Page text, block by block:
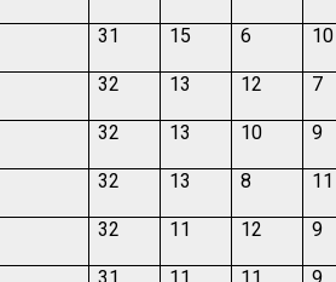
31 15 6 10
32 13 12 7
32 13 10 9
32 13 8 11
32 11 12 9